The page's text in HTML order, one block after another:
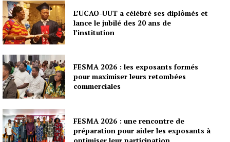
L’UCAO-UUT a célébré ses diplômés et
lance le jubilé des 20 ans de
l’institution
FESMA 2026 : les exposants formés
pour maximiser leurs retombées
commerciales
FESMA 2026 : une rencontre de
préparation pour aider les exposants à